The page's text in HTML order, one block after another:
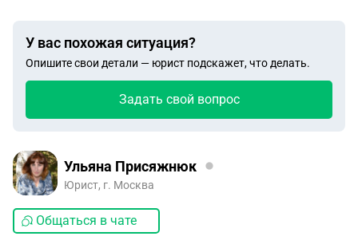
У вас похожая ситуация?
Опишите свои детали — юрист подскажет, что делать.
Задать свой вопрос
Ульяна Присяжнюк
Юрист, г. Москва
Общаться в чате